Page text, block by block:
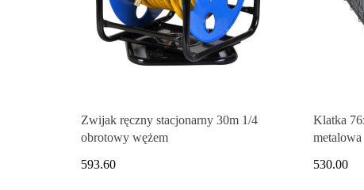
Zwijak ręczny stacjonarny 30m 1/4
obrotowy wężem
593.60
Klatka
metalowa
530.00